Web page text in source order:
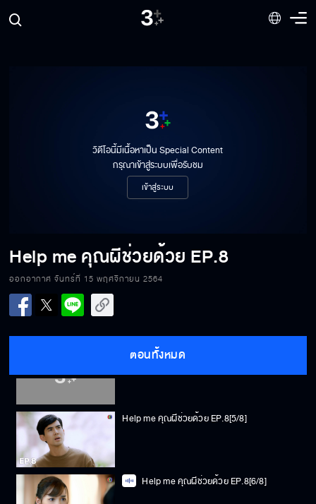
วิดีโอนี้มีเนื้อหาเป็น Special Content
กรุณาเข้าสู่ระบบเพื่อรับชม
เข้าสู่ระบบ
Help me คุณผีช่วยด้วย EP.8
ออกอากาศ จันทร์ที่ 15 พฤศจิกายน 2564
ตอนทั้งหมด
Help me คุณผีช่วยด้วย EP.8[1/8]
Help me คุณผีช่วยด้วย EP.8[2/8]
Help me คุณผีช่วยด้วย EP.8[4/8]
Help me คุณผีช่วยด้วย EP.8[5/8]
Help me คุณผีช่วยด้วย EP.8[6/8]